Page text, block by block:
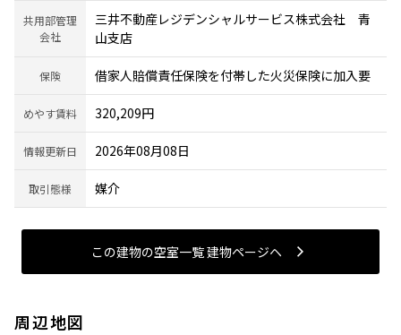
共用部管理
会社
三井不動産レジデンシャルサービス株式会社 青
山支店
保険 借家人賠償責任保険を付帯した火災保険に加入要
めやす賃料 320,209円
情報更新日 2026年08月08日
取引態様 媒介
この建物の空室一覧 建物ページヘ
周辺地図